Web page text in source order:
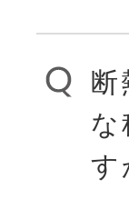
優
用
断
な
す